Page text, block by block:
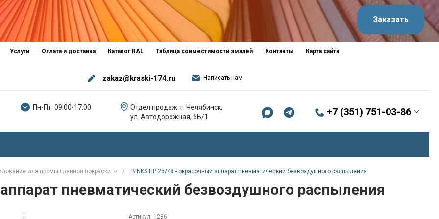
Заказать
Услуги Оплата и доставка Каталог RAL Таблица совместимости эмалей Контакты Карта сайта
zakaz@kraski-174.ru Написать нам
Пн-Пт: 09:00-17:00
Отдел продаж: г. Челябинск,
ул. Автодорожная, 5Б/1
+7 (351) 751-03-86
для промышленной покраски / BINKS HP 25/48 - окрасочный аппарат пневматический безвоздушного распыления
пневматический безвоздушного распыления
Артикул: 1236